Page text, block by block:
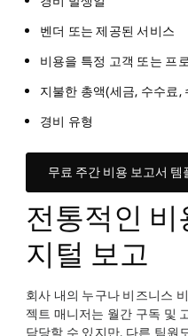
벤더 또는 제공된 서비스
비용을 특정 고객 또는 프
지불한 총액(세금, 수수료,
경비 유형
무료 주간 비용 보고서 템
전통적인 비
지털 보고
회사 내의 누구나 비즈니스
젝트 매니저는 월간 구독 및
담당할 수 있지만, 다른 팀원